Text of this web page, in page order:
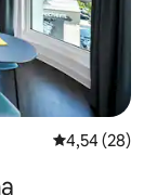
4,54 de uma
4,54 (28)